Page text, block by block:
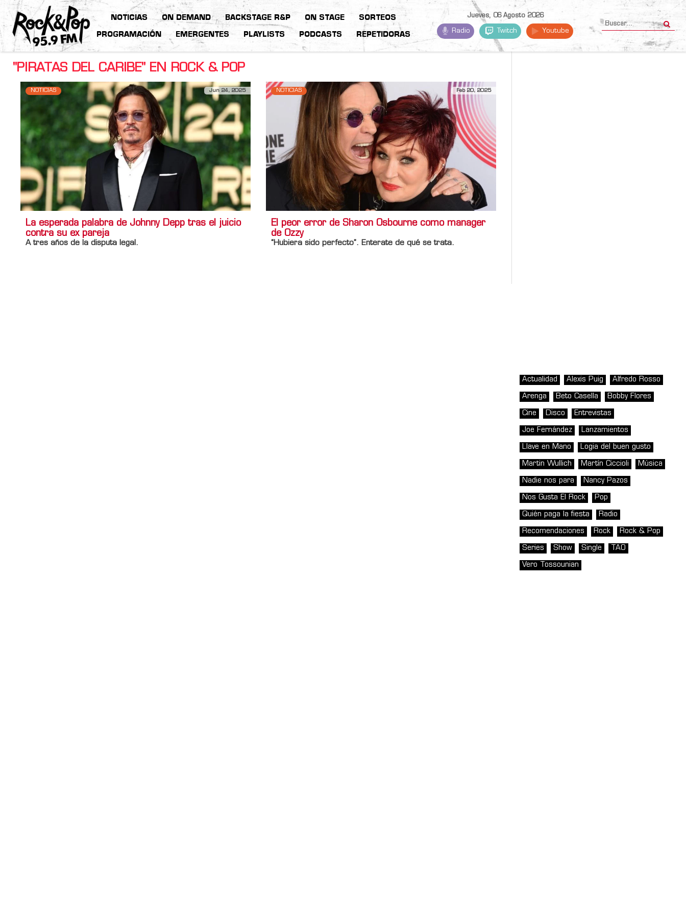
NOTICIAS ON DEMAND BACKSTAGE R&P ON STAGE SORTEOS
PROGRAMACIÓN EMERGENTES PLAYLISTS PODCASTS REPETIDORAS
Jueves, 06 Agosto 2026
Radio Twitch Youtube
"PIRATAS DEL CARIBE" EN ROCK & POP
NOTICIAS Jun 24, 2025
La esperada palabra de Johnny Depp tras el juicio
contra su ex pareja
A tres años de la disputa legal.
NOTICIAS Feb 20, 2025
El peor error de Sharon Osbourne como manager
de Ozzy
“Hubiera sido perfecto”. Enterate de qué se trata.
Actualidad Alexis Puig Alfredo Rosso
Arenga Beto Casella Bobby Flores
Cine Disco Entrevistas
Joe Fernández Lanzamientos
Llave en Mano Logia del buen gusto
Martin Wullich Martín Ciccioli Música
Nadie nos para Nancy Pazos
Nos Gusta El Rock Pop
Quién paga la fiesta Radio
Recomendaciones Rock Rock & Pop
Series Show Single TAO
Vero Tossounian